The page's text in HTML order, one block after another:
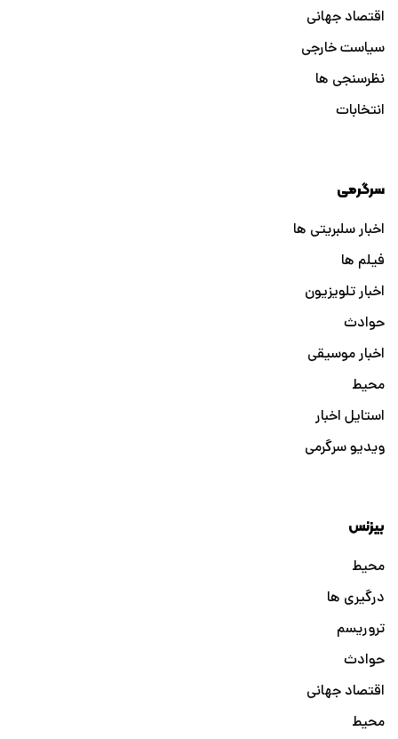
اقتصاد جهانی
سیاست خارجی
نظرسنجی ها
انتخابات
سرگرمی
اخبار سلبریتی ها
فیلم ها
اخبار تلویزیون
حوادث
اخبار موسیقی
محیط
استایل اخبار
ویدیو سرگرمی
بیزنس
محیط
درگیری ها
تروریسم
حوادث
اقتصاد جهانی
محیط